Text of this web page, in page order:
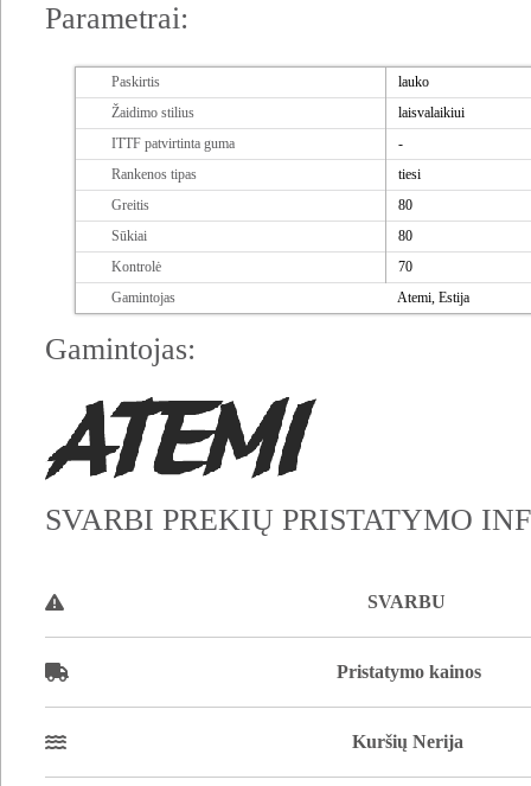
Parametrai:
Paskirtis
lauko
Žaidimo stilius
laisvalaikiui
ITTF patvirtinta guma
-
Rankenos tipas
tiesi
Greitis
80
Sūkiai
80
Kontrolė
70
Gamintojas
Atemi, Estija
Gamintojas:
SVARBI PREKIŲ PRISTATYMO
SVARBU
Pristatymo kainos
Kuršių Nerija